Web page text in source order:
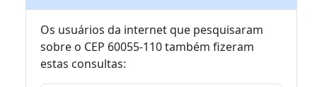
Os usuários da internet que pesquisaram
sobre o CEP 60055-110 também fizeram
estas consultas: